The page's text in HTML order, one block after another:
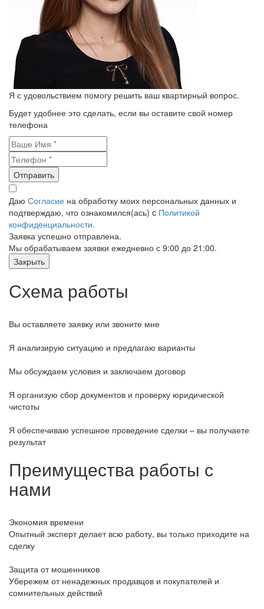
Я с удовольствием помогу решить ваш квартирный вопрос.
Будет удобнее это сделать, если вы оставите свой номер
телефона
Отправить
Даю Согласие на обработку моих персональных данных и
подтверждаю, что ознакомился(ась) c Политикой
конфиденциальности.
Заявка успешно отправлена.
Мы обрабатываем заявки ежедневно с 9:00 до 21:00.
Закрыть
Схема работы
Вы оставляете заявку или звоните мне
Я анализирую ситуацию и предлагаю варианты
Мы обсуждаем условия и заключаем договор
Я организую сбор документов и проверку юридической
чистоты
Я обеспечиваю успешное проведение сделки – вы получаете
результат
Преимущества работы с
нами
Экономия времени
Опытный эксперт делает всю работу, вы только приходите на
сделку
Защита от мошенников
Убережем от ненадежных продавцов и покупателей и
сомнительных действий